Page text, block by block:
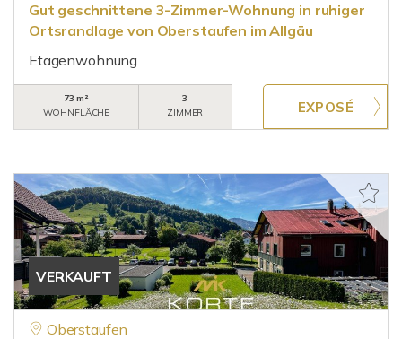
Gut geschnittene 3-Zimmer-Wohnung in ruhiger
Ortsrandlage von Oberstaufen im Allgäu
Etagenwohnung
73 m²
WOHNFLÄCHE
3
ZIMMER
VERKAUFT
Oberstaufen